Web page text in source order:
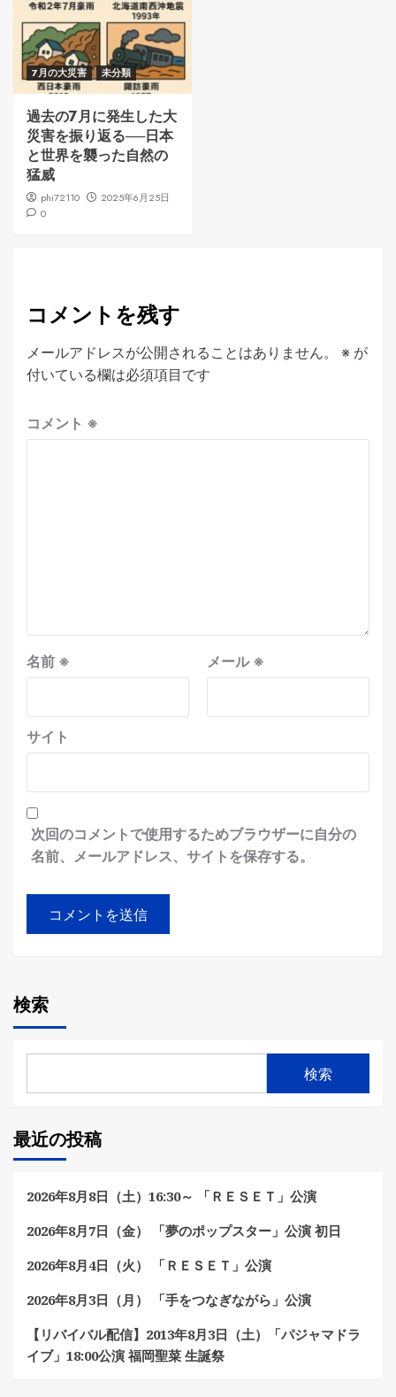
7月の大災害 未分類
過去の7月に発生した大
災害を振り返る──日本
と世界を襲った自然の
猛威
phi72110
2025年6月25日
0
コメントを残す
メールアドレスが公開されることはありません。 ※ が
付いている欄は必須項目です
コメント ※
名前 ※ メール※
サイト
次回のコメントで使用するためブラウザーに自分の
名前、メールアドレス、サイトを保存する。
検索
検索
最近の投稿
2026年8月8日（土）16:30～ 「ＲＥＳＥＴ」公演
2026年8月7日（金） 「夢のポップスター」公演 初日
2026年8月4日（火） 「ＲＥＳＥＴ」公演
2026年8月3日（月） 「手をつなぎながら」公演
【リバイバル配信】2013年8月3日（土）「パジャマドラ
イブ」18:00公演 福岡聖菜 生誕祭